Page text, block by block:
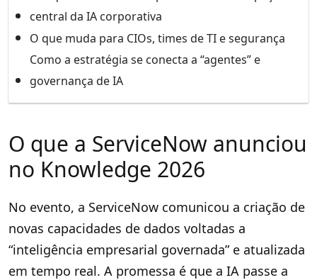
central da IA corporativa
O que muda para CIOs, times de TI e segurança
Como a estratégia se conecta a “agentes” e
governança de IA
O que a ServiceNow anunciou
no Knowledge 2026
No evento, a ServiceNow comunicou a criação de
novas capacidades de dados voltadas a
“inteligência empresarial governada” e atualizada
em tempo real. A promessa é que a IA passe a